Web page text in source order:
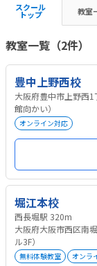
スクール
トップ 教室
教室一覧（2件）
豊中上野西校
大阪府豊中市上野西
館向かい）
オンライン対応
堀江本校
西長堀駅 320m
大阪府大阪市西区南
ル3F）
無料体験教室 オンラ